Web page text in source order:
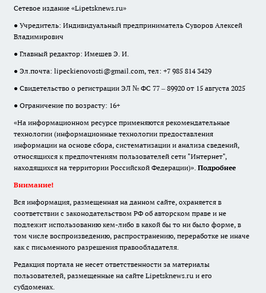
Сетевое издание «Lipetsknews.ru»
● Учредитель: Индивидуальный предприниматель Суворов Алексей
Владимирович
● Главный редактор: Имешев Э. И.
● Эл.почта: lipeckienovosti@gmail.com, тел: +7 985 814 3429
● Свидетельство о регистрации ЭЛ № ФС 77 – 89920 от 15 августа 2025
● Ограничение по возрасту: 16+
«На информационном ресурсе применяются рекомендательные
технологии (информационные технологии предоставления
информации на основе сбора, систематизации и анализа сведений,
относящихся к предпочтениям пользователей сети "Интернет",
находящихся на территории Российской Федерации)». Подробнее
Внимание!
Вся информация, размещенная на данном сайте, охраняется в
соответствии с законодательством РФ об авторском праве и не
подлежит использованию кем-либо в какой бы то ни было форме, в
том числе воспроизведению, распространению, переработке не иначе
как с письменного разрешения правообладателя.
Редакция портала не несет ответственности за материалы
пользователей, размещенные на сайте Lipetsknews.ru и его
субдоменах.